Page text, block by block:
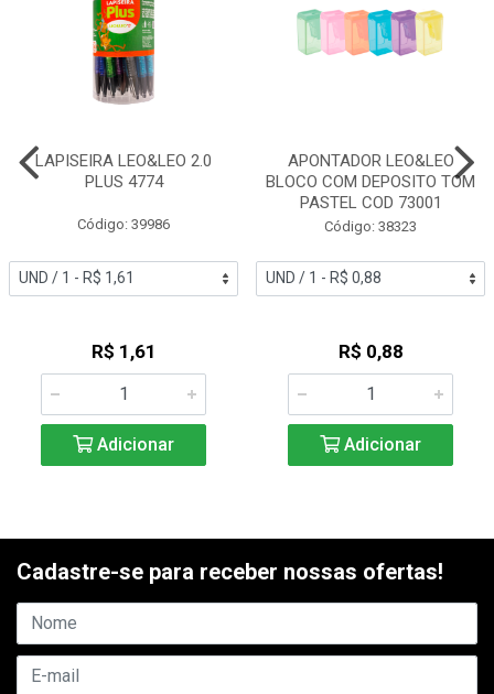
LAPISEIRA LEO&LEO 2.0
PLUS 4774
Código: 39986
R$ 1,61
Adicionar
APONTADOR LEO&LEO
BLOCO COM DEPOSITO TOM
PASTEL COD 73001
Código: 38323
R$ 0,88
Adicionar
Cadastre-se para receber nossas ofertas!